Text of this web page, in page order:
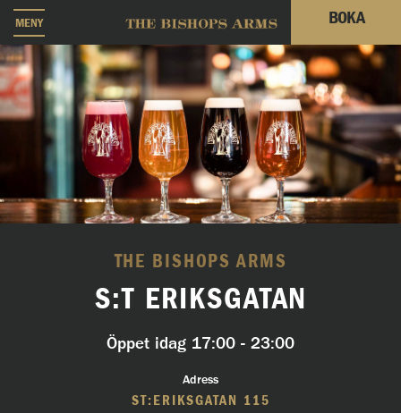
MENY BOKA
THE BISHOPS ARMS
S:T ERIKSGATAN
Öppet idag 17:00 - 23:00
Adress
ST:ERIKSGATAN 115